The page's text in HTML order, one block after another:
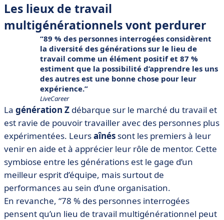
Les lieux de travail
multigénérationnels vont perdurer
89 % des personnes interrogées considèrent
la diversité des générations sur le lieu de
travail comme un élément positif et 87 %
estiment que la possibilité d’apprendre les uns
des autres est une bonne chose pour leur
expérience.
LiveCareer
La génération Z débarque sur le marché du travail et
est ravie de pouvoir travailler avec des personnes plus
expérimentées. Leursaînés sont les premiers à leur
venir en aide et à apprécier leur rôle de mentor. Cette
symbiose entre les générations est le gage d’un
meilleur esprit d’équipe, mais surtout de
performances au sein d’une organisation.
En revanche, “78 % des personnes interrogées
pensent qu’un lieu de travail multigénérationnel peut